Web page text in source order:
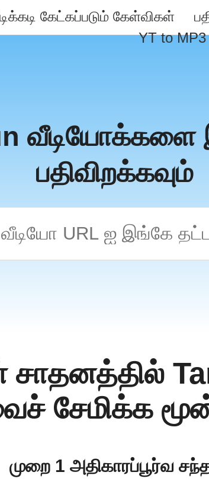
கேட்கப்படும் கேள்விகள்
YT to MP3
வீடியோக்களை
பதிவிறக்கவும்
சாதனத்தில்
சேமிக்க
முறை 1 அதிகாரப்பூர்வ